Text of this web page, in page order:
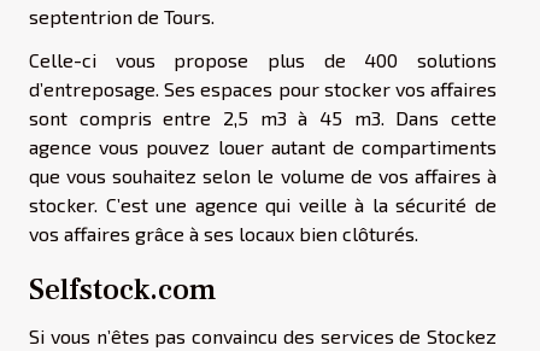
septentrion de Tours.
Celle-ci vous propose plus de 400 solutions
d’entreposage. Ses espaces pour stocker vos affaires
sont compris entre 2,5 m3 à 45 m3. Dans cette
agence vous pouvez louer autant de compartiments
que vous souhaitez selon le volume de vos affaires à
stocker. C’est une agence qui veille à la sécurité de
vos affaires grâce à ses locaux bien clôturés
Selfstock.com
Si vous n’êtes pas convaincu des services de Stockez